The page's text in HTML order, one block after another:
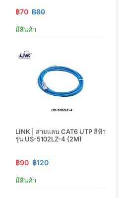
฿70 ฿80
มีสินค้า
LINK | สายแลน CAT6 UTP สีฟ้า
รุ่น US-5102LZ-4 (2M)
฿90 ฿120
มีสินค้า